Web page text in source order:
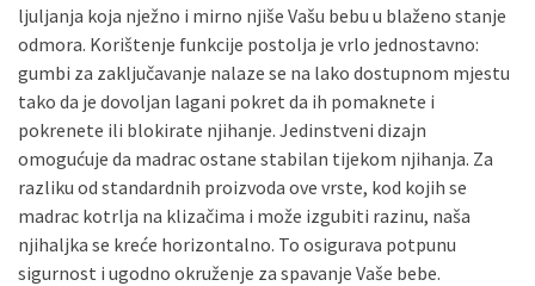
ljuljanja koja nježno i mirno njiše Vašu bebu u blaženo stanje
odmora. Korištenje funkcije postolja je vrlo jednostavno:
gumbi za zaključavanje nalaze se na lako dostupnom mjestu
tako da je dovoljan lagani pokret da ih pomaknete i
pokrenete ili blokirate njihanje. Jedinstveni dizajn
omogućuje da madrac ostane stabilan tijekom njihanja. Za
razliku od standardnih proizvoda ove vrste, kod kojih se
madrac kotrlja na klizačima i može izgubiti razinu, naša
njihaljka se kreće horizontalno. To osigurava potpunu
sigurnost i ugodno okruženje za spavanje Vaše bebe.